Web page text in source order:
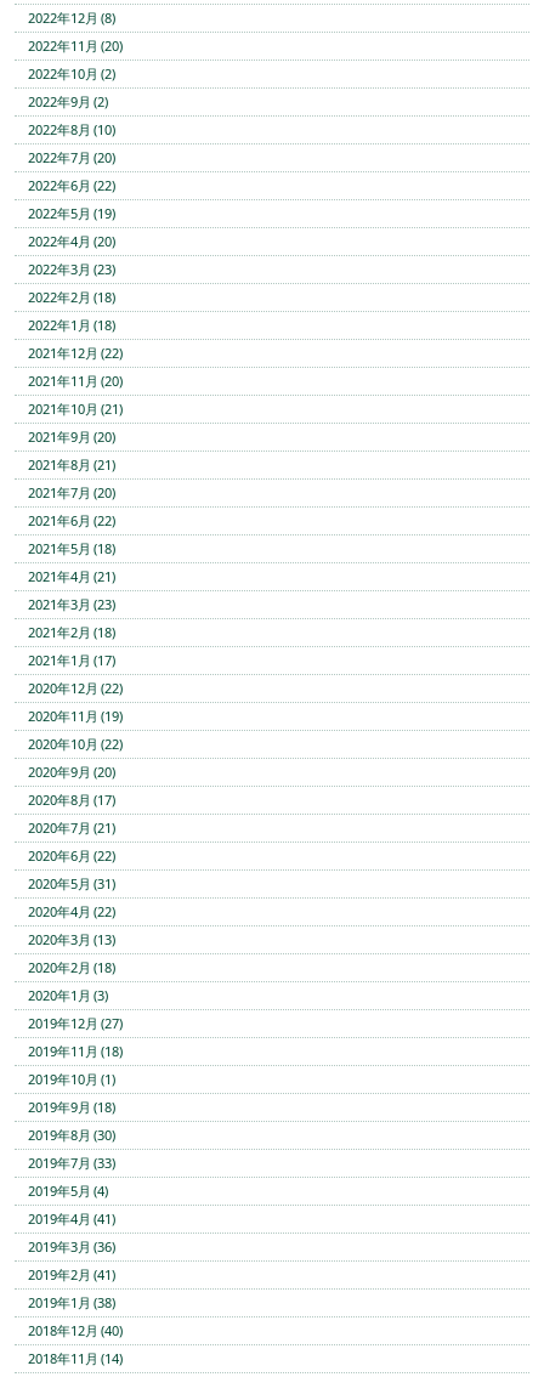
2022年12月 (8)
2022年11月 (20)
2022年10月 (2)
2022年9月 (2)
2022年8月 (10)
2022年7月 (20)
2022年6月 (22)
2022年5月 (19)
2022年4月 (20)
2022年3月 (23)
2022年2月 (18)
2022年1月 (18)
2021年12月 (22)
2021年11月 (20)
2021年10月 (21)
2021年9月 (20)
2021年8月 (21)
2021年7月 (20)
2021年6月 (22)
2021年5月 (18)
2021年4月 (21)
2021年3月 (23)
2021年2月 (18)
2021年1月 (17)
2020年12月 (22)
2020年11月 (19)
2020年10月 (22)
2020年9月 (20)
2020年8月 (17)
2020年7月 (21)
2020年6月 (22)
2020年5月 (31)
2020年4月 (22)
2020年3月 (13)
2020年2月 (18)
2020年1月 (3)
2019年12月 (27)
2019年11月 (18)
2019年10月 (1)
2019年9月 (18)
2019年8月 (30)
2019年7月 (33)
2019年5月 (4)
2019年4月 (41)
2019年3月 (36)
2019年2月 (41)
2019年1月 (38)
2018年12月 (40)
2018年11月 (14)